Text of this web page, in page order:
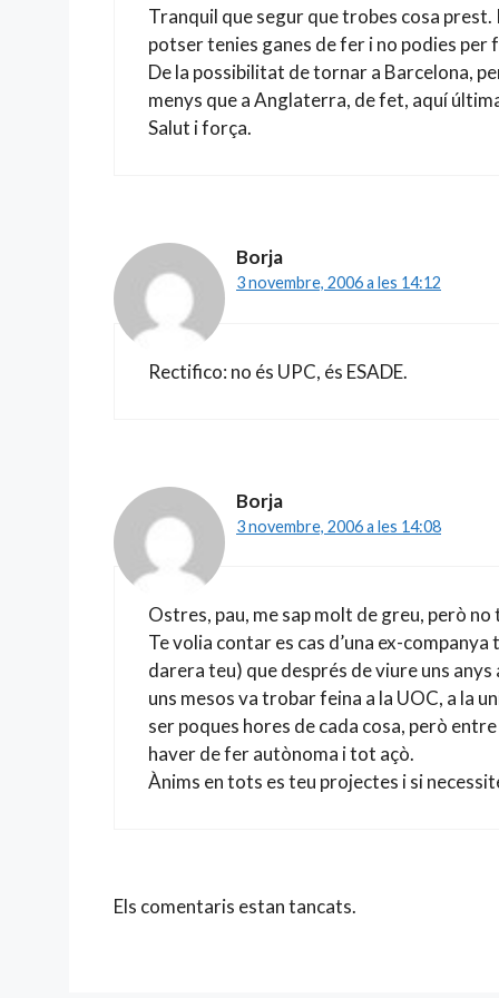
Tranquil que segur que trobes cosa
potser tenies ganes de fer i no podies per
De la possibilitat de tornar a Barcelona,
menys que a Anglaterra, de fet, aquí
Salut i força.
Borja
3 novembre, 2006 a les 14:12
Rectifico: no és UPC, és ESADE.
Borja
3 novembre, 2006 a les 14:08
Ostres, pau, me sap molt de greu, però
Te volia contar es cas d’una ex-
darera teu) que després de viure uns
uns mesos va trobar feina a la UOC, a la
ser poques hores de cada cosa, però
haver de fer autònoma i tot açò.
Ànims en tots es teu projectes i si
Els comentaris estan tancats.